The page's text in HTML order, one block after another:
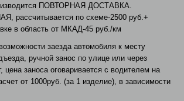
ПОВТОРНАЯ ДОСТАВКА.
рассчитывается по схеме-2500 руб.+
в область от МКАД-45 руб./км
заезда автомобиля к месту
ручной занос по улице или через
цена заноса оговаривается с водителем на
от 1000руб. (за 1 изделие), в зависимости